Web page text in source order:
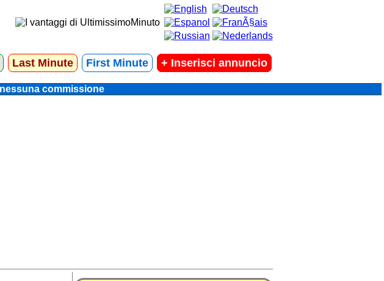
Last Minute First Minute + Inserisci annuncio
commissione